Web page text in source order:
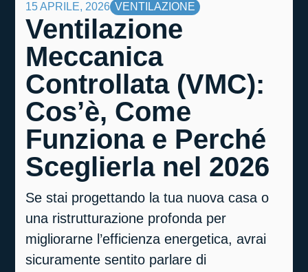
15 APRILE, 2026 VENTILAZIONE
Ventilazione
Meccanica
Controllata (VMC):
Cos’è, Come
Funziona e Perché
Sceglierla nel 2026
Se stai progettando la tua nuova casa o
una ristrutturazione profonda per
migliorarne l’efficienza energetica, avrai
sicuramente sentito parlare di